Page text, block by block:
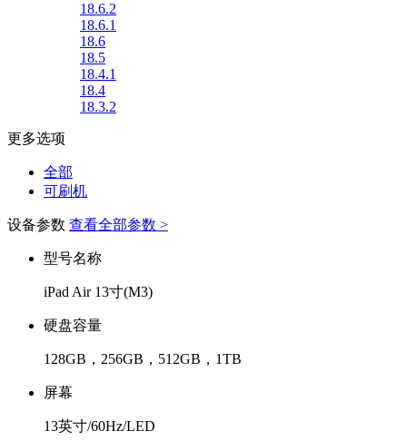
18.6.2
18.6.1
18.6
18.5
18.4.1
18.4
18.3.2
更多选项
全部
可刷机
设备参数 查看全部参数 >
型号名称
iPad Air 13寸(M3)
硬盘容量
128GB，256GB，512GB，1TB
屏幕
13英寸/60Hz/LED